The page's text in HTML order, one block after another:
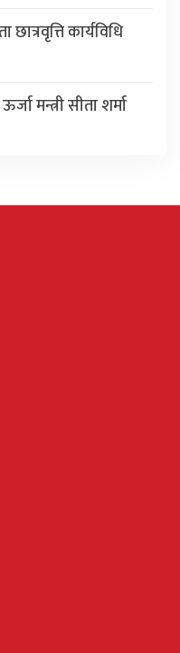
कार्यविधि
मन्त्री सीता शर्मा